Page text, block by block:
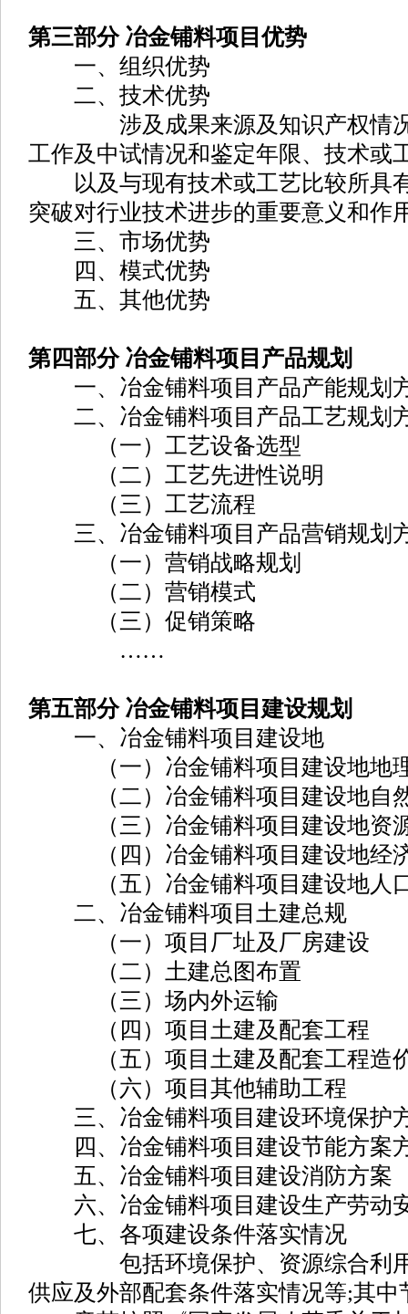
第三部分 冶金铺料项目优势
一、组织优势
二、技术优势
涉及成果来源及知识产权情况
工作及中试情况和鉴定年限、技术或
以及与现有技术或工艺比较所具
突破对行业技术进步的重要意义和作
三、市场优势
四、模式优势
五、其他优势
第四部分 冶金铺料项目产品规划
一、冶金铺料项目产品产能规划
二、冶金铺料项目产品工艺规划
（一）工艺设备选型
（二）工艺先进性说明
（三）工艺流程
三、冶金铺料项目产品营销规划
（一）营销战略规划
（二）营销模式
（三）促销策略
……
第五部分 冶金铺料项目建设规划
一、冶金铺料项目建设地
（一）冶金铺料项目建设地地
（二）冶金铺料项目建设地自
（三）冶金铺料项目建设地资
（四）冶金铺料项目建设地经
（五）冶金铺料项目建设地人
二、冶金铺料项目土建总规
（一）项目厂址及厂房建设
（二）土建总图布置
（三）场内外运输
（四）项目土建及配套工程
（五）项目土建及配套工程造
（六）项目其他辅助工程
三、冶金铺料项目建设环境保护
四、冶金铺料项目建设节能方案
五、冶金铺料项目建设消防方案
六、冶金铺料项目建设生产劳动
七、各项建设条件落实情况
包括环境保护、资源综合利用
供应及外部配套条件落实情况等;其中